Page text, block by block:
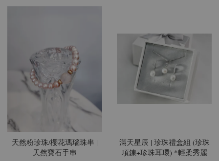
天然粉珍珠/櫻花瑪瑙珠串 |
天然寶石手串
滿天星辰 | 珍珠禮盒組 (珍珠
項鍊+珍珠耳環) *輕柔秀麗